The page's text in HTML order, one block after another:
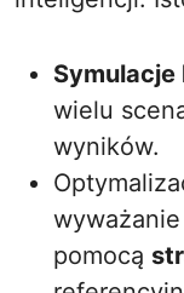
wielu
wyników.
pomocą